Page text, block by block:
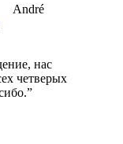
André
нас
четверых